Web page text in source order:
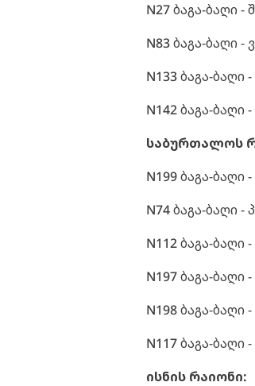
N27 ბაგა-ბაღი -
N83 ბაგა-ბაღი -
N133 ბაგა-ბაღი
N142 ბაგა-ბაღი
საბურთალოს
N199 ბაგა-
N74 ბაგა-ბაღი -
N112 ბაგა-
N197 ბაგა-
N198 ბაგა-
N117 ბაგა-ბაღი
ისნის რაიონი: